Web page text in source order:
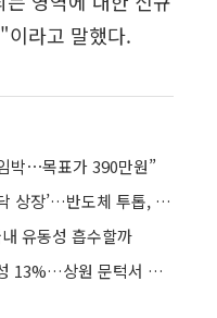
이라고 말했다.
박⋯목표가 390만원”
‘삼성전자 실적·SK하이닉스 나스닥 상장’…반도체 투톱, 변곡점 맞나
유동성 흡수할까
美 클래리티 법안 연내 통과 가능성 13%…상원 문턱서 제동